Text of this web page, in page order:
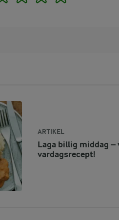
ARTIKEL
Laga billig middag –
vardagsrecept!